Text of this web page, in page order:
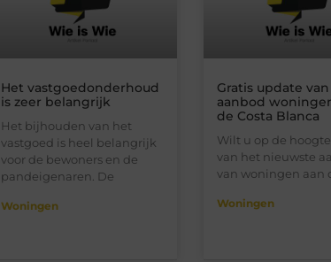
Het vastgoedonderhoud
is zeer belangrijk
Het bijhouden van het
vastgoed is heel belangrijk
voor de bewoners en de
pandeigenaren. De
Woningen
Gratis update
aanbod
de Costa Blanca
Wilt u op de
van het nieuwste
van woningen aan
Woningen